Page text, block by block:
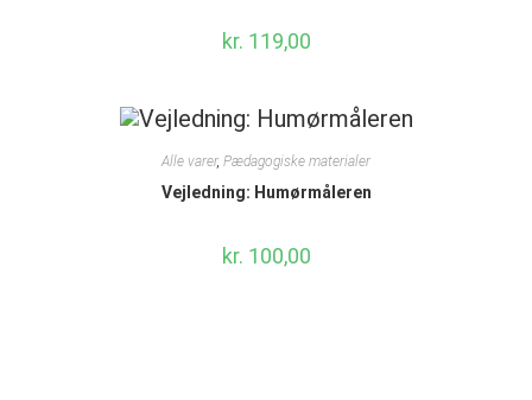
kr. 119,00
Alle varer, Pædagogiske materialer
Vejledning: Humørmåleren
kr. 100,00